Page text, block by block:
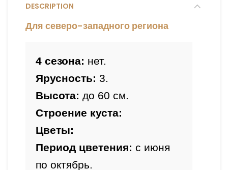
DESCRIPTION
Для северо-западного региона
4 сезона: нет.
Ярусность: 3.
Высота: до 60 см.
Строение куста:
Цветы:
Период цветения: с июня